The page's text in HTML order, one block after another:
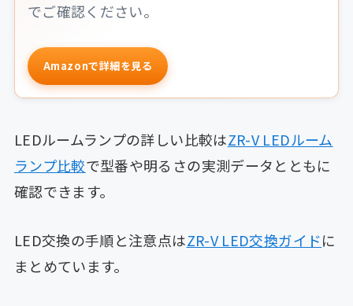
でご確認ください。
Amazonで詳細を見る
LEDルームランプの詳しい比較はZR-V LEDルーム
ランプ比較で型番や明るさの実測データとともに
確認できます。
LED交換の手順と注意点はZR-V LED交換ガイドに
まとめています。